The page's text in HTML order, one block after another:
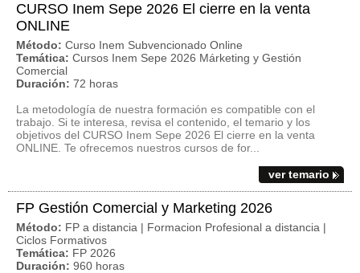
CURSO Inem Sepe 2026 El cierre en la venta
ONLINE
Método: Curso Inem Subvencionado Online
Temática: Cursos Inem Sepe 2026 Márketing y Gestión
Comercial
Duración: 72 horas
La metodología de nuestra formación es compatible con el
trabajo. Si te interesa, revisa el contenido, el temario y los
objetivos del CURSO Inem Sepe 2026 El cierre en la venta
ONLINE. Te ofrecemos nuestros cursos de for...
ver temario
FP Gestión Comercial y Marketing 2026
Método: FP a distancia | Formacion Profesional a distancia |
Ciclos Formativos
Temática: FP 2026
Duración: 960 horas